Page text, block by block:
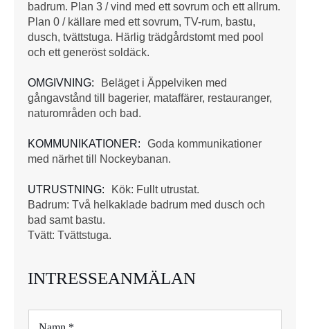
badrum. Plan 3 / vind med ett sovrum och ett allrum.
Plan 0 / källare med ett sovrum, TV-rum, bastu,
dusch, tvättstuga. Härlig trädgårdstomt med pool
och ett generöst soldäck.
OMGIVNING:
Beläget i Äppelviken med
gångavstånd till bagerier, mataffärer, restauranger,
naturområden och bad.
KOMMUNIKATIONER:
Goda kommunikationer
med närhet till Nockeybanan.
UTRUSTNING:
Kök: Fullt utrustat.
Badrum: Två helkaklade badrum med dusch och
bad samt bastu.
Tvätt: Tvättstuga.
INTRESSEANMÄLAN